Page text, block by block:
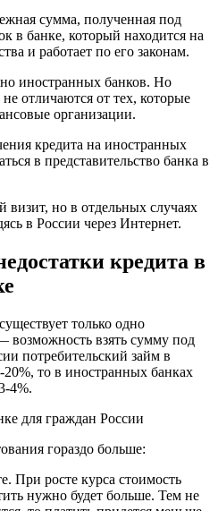
сумма, полученная под
в банке, который находится на
и работает по его законам.
иностранных банков. Но
отличаются от тех, которые
организации.
кредита на иностранных
в представительство банка в
визит, но в отдельных случаях
в России через Интернет.
кредита в
только одно
возможность взять сумму под
потребительский займ в
то в иностранных банках
4%.
гораздо больше:
При росте курса стоимость
нужно будет больше. Тем не